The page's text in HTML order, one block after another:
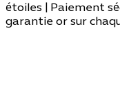
étoiles | Paiement
garantie or sur